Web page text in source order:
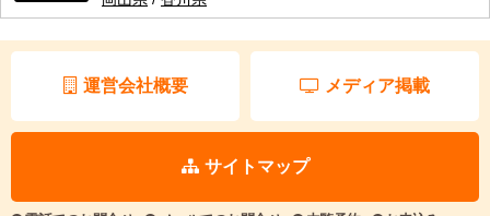
運営会社概要 メディア掲載
サイトマップ